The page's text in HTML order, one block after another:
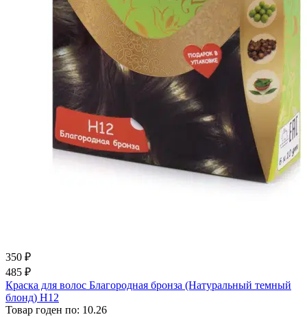
350 ₽
485 ₽
Краска для волос Благородная бронза (Натуральный темный
блонд) Н12
Товар годен по: 10.26